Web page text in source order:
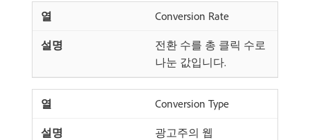
Conversion Rate
전환 수를 총 클릭 수로
나눈 값입니다.
Conversion Type
광고주의 웹